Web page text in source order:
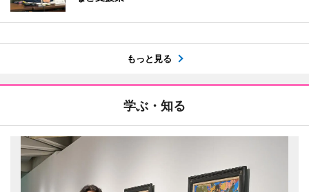
もっと見る
学ぶ・知る